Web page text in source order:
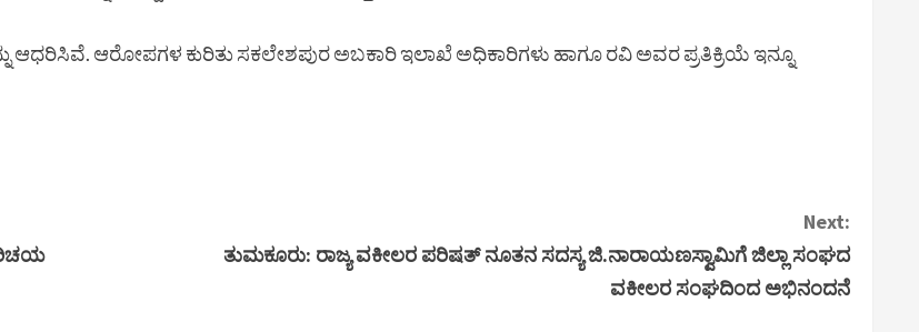
ಆರೋಪಗಳ ಕುರಿತು ಸಕಲೇಶಪುರ ಅಬಕಾರಿ ಇಲಾಖೆ ಅಧಿಕಾರಿಗಳು ಹಾಗೂ ರವಿ ಅವರ ಪ್ರತಿಕ್ರಿಯೆ ಇನ್ನೂ
Next:
ತುಮಕೂರು: ರಾಜ್ಯ ವಕೀಲರ ಪರಿಷತ್ ನೂತನ ಸದಸ್ಯ ಜಿ.ನಾರಾಯಣಸ್ವಾಮಿಗೆ ಜಿಲ್ಲಾ ಸಂಘದ
ವಕೀಲರ ಸಂಘದಿಂದ ಅಭಿನಂದನೆ